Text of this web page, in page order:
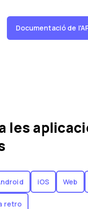
Documentació de
les
iOS Web
retro